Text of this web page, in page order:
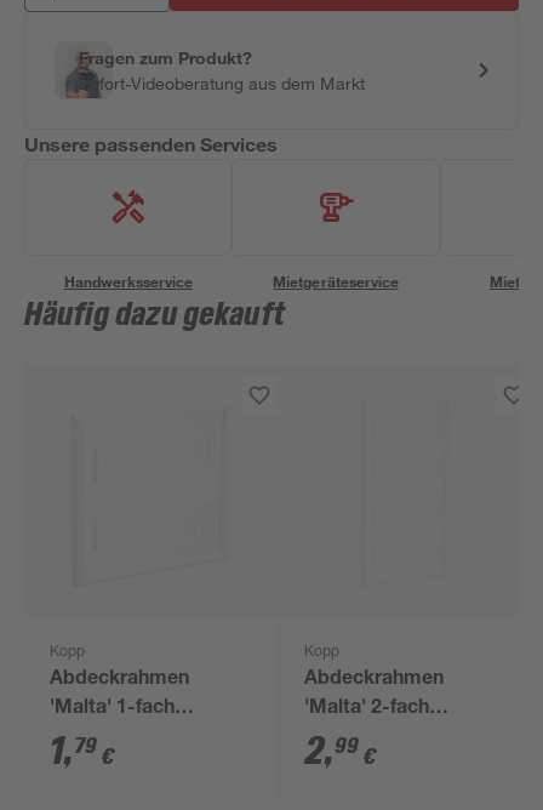
Fragen zum Produkt?
Sofort-Videoberatung aus dem Markt
Unsere passenden Services
Handwerksservice Mietgeräteservice
Häufig dazu gekauft
Kopp
Abdeckrahmen
'Malta' 1-fach
arktisweiß
1,79 €
Kopp
Abdeckrahmen
'Malta' 2-fach
arktisweiß
2,99 €